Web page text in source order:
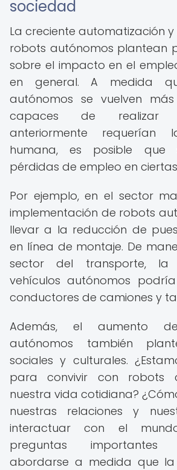
sociedad
La creciente automatización
robots autónomos plantean
sobre el impacto en el
en general. A medida
autónomos se vuelven
capaces de realizar
anteriormente requerían
humana, es posible que
pérdidas de empleo en
Por ejemplo, en el sector
implementación de robots
llevar a la reducción de
en línea de montaje. De
sector del transporte, la
vehículos autónomos
conductores de camiones y
Además, el aumento
autónomos también
sociales y culturales.
para convivir con robots
nuestra vida cotidiana?
nuestras relaciones y
interactuar con el
preguntas
abordarse a medida que